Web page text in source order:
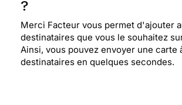
?
Merci Facteur vous permet d'ajouter
destinataires que vous le souhaitez
Ainsi, vous pouvez envoyer une carte
destinataires en quelques secondes.